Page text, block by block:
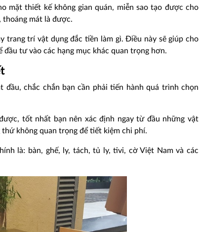
mặt thiết kế không gian quán, miễn sao tạo được cho
thoáng mát là được.
trang trí vật dụng đắc tiền làm gì. Điều này sẽ giúp cho
tư vào các hạng mục khác quan trọng hơn.
đầu, chắc chắn bạn cần phải tiến hành quá trình chọn
tốt nhất bạn nên xác định ngay từ đầu những vật
không quan trọng để tiết kiệm chi phí.
là: bàn, ghế, ly, tách, tủ ly, tivi, cờ Việt Nam và các